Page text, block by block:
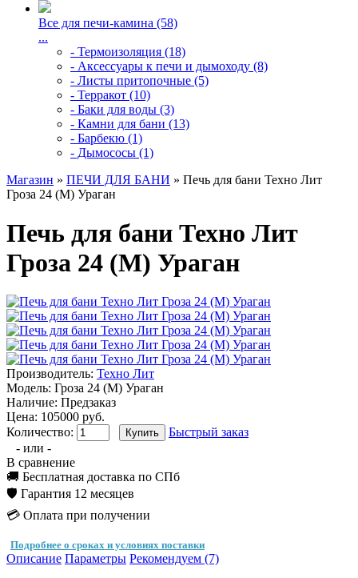
Все для печи-камина (58)
...
- Термоизоляция (18)
- Аксессуары к печи и дымоходу (8)
- Листы притопочные (5)
- Терракот (10)
- Баки для воды (3)
- Камни для бани (13)
- Барбекю (1)
- Дымососы (1)
Магазин » ПЕЧИ ДЛЯ БАНИ » Печь для бани Техно Лит
Гроза 24 (М) Ураган
Печь для бани Техно Лит
Гроза 24 (М) Ураган
Производитель: Техно Лит
Модель: Гроза 24 (М) Ураган
Наличие: Предзаказ
Цена: 105000 руб.
Количество:
Быстрый заказ
- или -
В сравнение
🚚 Бесплатная доставка по СПб
🛡️ Гарантия 12 месяцев
💳 Оплата при получении
Подробнее о сроках и условиях поставки
Описание Параметры Рекомендуем (7)